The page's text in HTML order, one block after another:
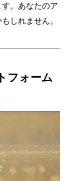
。あなたのア
しれません。
フォーム